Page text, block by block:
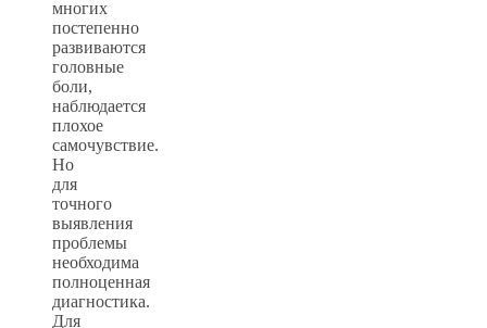
многих
постепенно
развиваются
головные
боли,
наблюдается
плохое
самочувствие.
Но
для
точного
выявления
проблемы
необходима
полноценная
диагностика.
Для